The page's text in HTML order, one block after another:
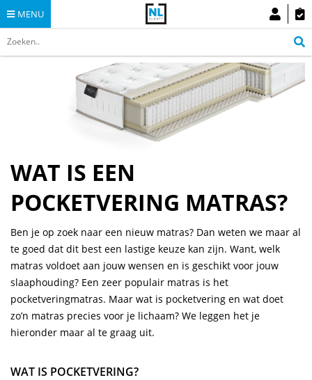
MENU
WAT IS EEN
POCKETVERING MATRAS?
Ben je op zoek naar een nieuw matras? Dan weten we maar al
te goed dat dit best een lastige keuze kan zijn. Want, welk
matras voldoet aan jouw wensen en is geschikt voor jouw
slaaphouding? Een zeer populair matras is het
pocketveringmatras. Maar wat is pocketvering en wat doet
zo’n matras precies voor je lichaam? We leggen het je
hieronder maar al te graag uit.
WAT IS POCKETVERING?